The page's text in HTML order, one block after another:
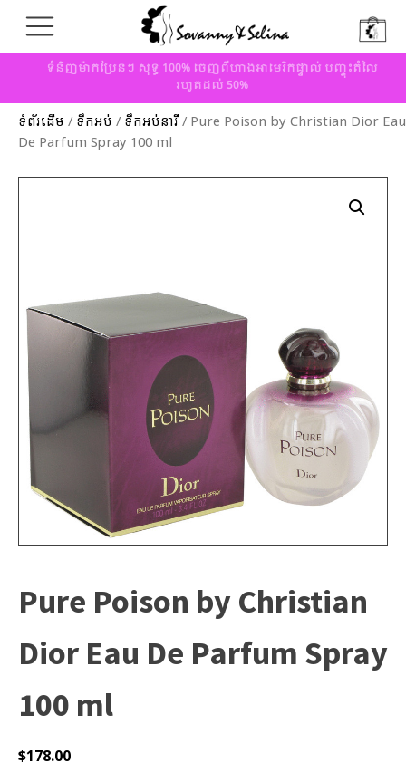
ទំនិញម៉ាកប្រែនៗ សុទ្ធ 100% ចេញពីហាងអាមេរិកផ្ទាល់ បញ្ចុះតំលៃ
រហូតដល់ 50%
ទំព័រដើម / ទឹកអប់ / ទឹកអប់នារី/ Pure Poison by Christian Dior Eau
De Parfum Spray 100 ml
Pure Poison by Christian
Dior Eau De Parfum Spray
100 ml
$178.00